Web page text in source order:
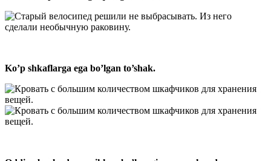
Ko’p shkaflarga ega bo’lgan to’shak.